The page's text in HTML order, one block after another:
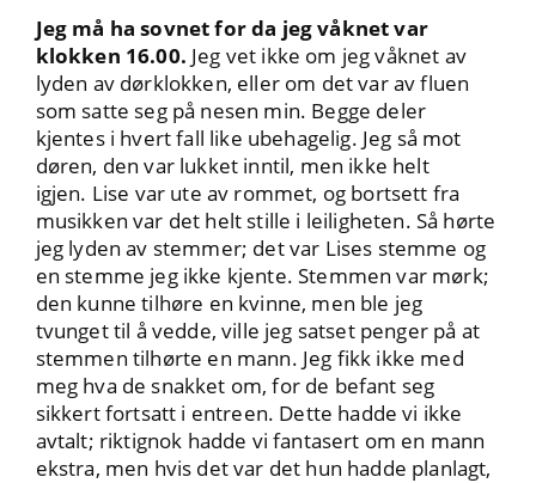
Jeg må ha sovnet for da jeg våknet var
klokken 16.00. Jeg vet ikke om jeg våknet av
lyden av dørklokken, eller om det var av fluen
som satte seg på nesen min. Begge deler
kjentes i hvert fall like ubehagelig. Jeg så mot
døren, den var lukket inntil, men ikke helt
igjen. Lise var ute av rommet, og bortsett fra
musikken var det helt stille i leiligheten. Så hørte
jeg lyden av stemmer; det var Lises stemme og
en stemme jeg ikke kjente. Stemmen var mørk;
den kunne tilhøre en kvinne, men ble jeg
tvunget til å vedde, ville jeg satset penger på at
stemmen tilhørte en mann. Jeg fikk ikke med
meg hva de snakket om, for de befant seg
sikkert fortsatt i entreen. Dette hadde vi ikke
avtalt; riktignok hadde vi fantasert om en mann
ekstra, men hvis det var det hun hadde planlagt,